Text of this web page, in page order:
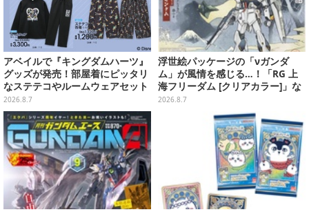
アベイルで『キングダムハーツ』
グッズが発売！部屋着にピッタリ
なステテコやルームウェアセット
2026.8.7
浮世絵パッケージの「νガンダ
ム」が風情を感じる…！「RG 上
海フリーダム [クリアカラー]」な
どガンプラ2商品が8月順次発売
2026.8.7